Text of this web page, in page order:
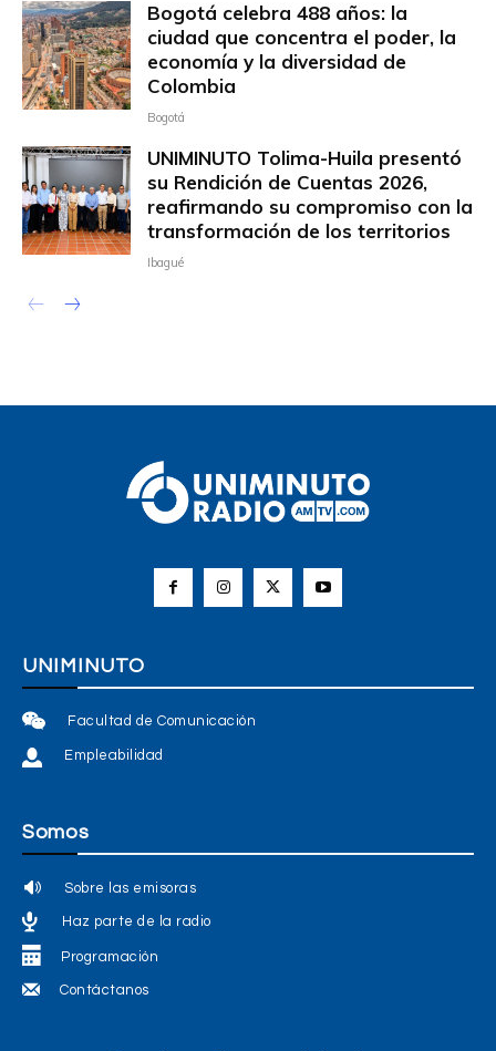
Bogotá celebra 488 años: la
ciudad que concentra el poder, la
economía y la diversidad de
Colombia
Bogotá
UNIMINUTO Tolima-Huila presentó
su Rendición de Cuentas 2026,
reafirmando su compromiso con la
transformación de los territorios
Ibagué
UNIMINUTO
Facultad de Comunicación
Empleabilidad
Somos
Sobre las emisoras
Haz parte de la radio
Programación
Contáctanos